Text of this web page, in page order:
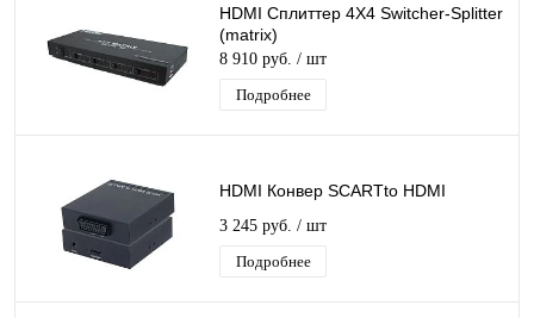
HDMI Сплиттер 4Х4 Switcher-Splitter
(matrix)
8 910 руб. / шт
Подробнее
HDMI Конвер SCARTto HDMI
3 245 руб. / шт
Подробнее